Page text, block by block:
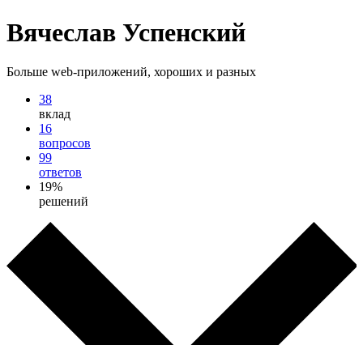
Вячеслав Успенский
Больше web-приложений, хороших и разных
38
вклад
16
вопросов
99
ответов
19%
решений